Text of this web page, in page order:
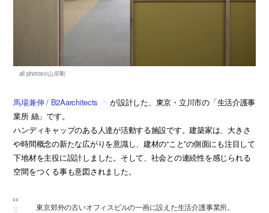
馬場兼伸 / B2Aarchitects
が設計した、東京・立川市の「生活介護事
業所 絲」です。
ハンディキャップのある人達が活動する施設です。建築家は、大きさ
や時間概念の新たな広がりを意識し、建材の“こと”の側面にも注目して
下地材を主役に設計しました。そして、社会との連続性を感じられる
空間をつくる事も意図されました。
東京郊外の古いオフィスビルの一画に設えた生活介護事業所。